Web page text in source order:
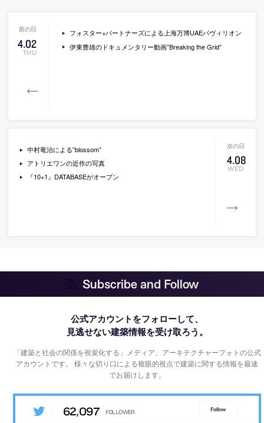
4.02
THU
フォスター+パートナーズによる上海万博UAEパヴィリオン
伊東豊雄のドキュメンタリー動画”Breaking the Grid”
4.08
WED
中村竜治による”blossom”
アトリエワンの近作の写真
『10+1』DATABASEがオープン
Subscribe and Follow
公式アカウントをフォローして、
見逃せない建築情報を受け取ろう。
「建築と社会の関係を視覚化する」メディア、アーキテクチャーフォトの公式
アカウントです。様々な切り口による複眼的視点で建築に関する情報を最速
でお届けします。
62,097 Follow